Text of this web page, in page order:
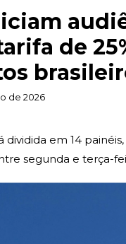
de
de 2026
dividida em 14 painéis,
segunda e terça-